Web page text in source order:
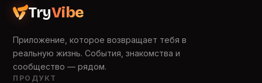
TryVibe
Приложение, которое возвращает тебя в
реальную жизнь. События, знакомства и
сообщество — рядом.
ПРОДУКТ